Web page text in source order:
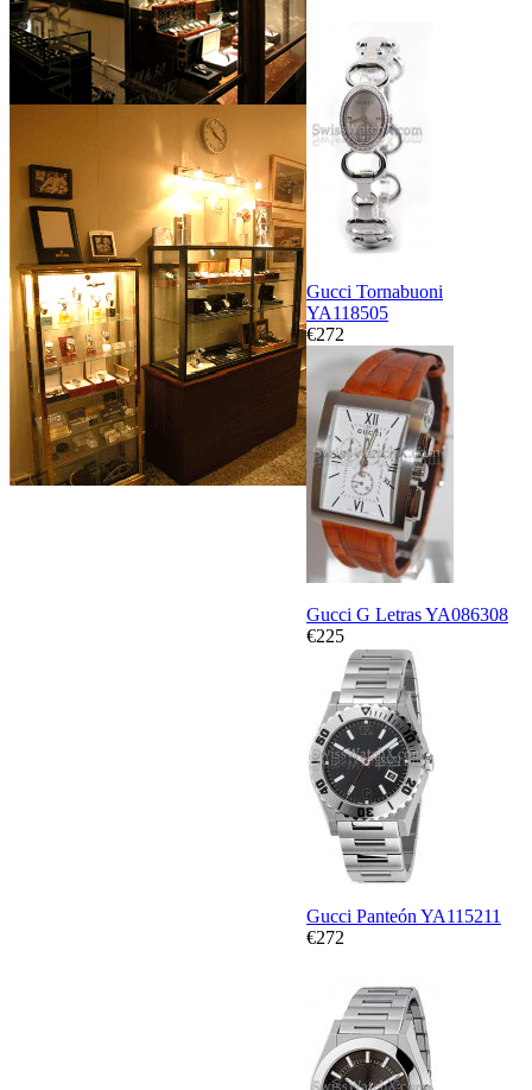
Gucci Tornabuoni
YA118505
€272
Gucci G Letras YA086308
€225
Gucci Panteón YA115211
€272